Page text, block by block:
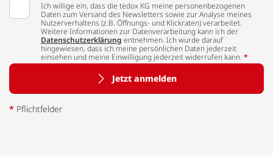
Ich willige ein, dass die tedox KG meine personenbezogenen
Daten zum Versand des Newsletters sowie zur Analyse meines
Nutzerverhaltens (z.B. Öffnungs- und Klickraten) verarbeitet.
Weitere Informationen zur Datenverarbeitung kann ich der
Datenschutzerklärung entnehmen. Ich wurde darauf
hingewiesen, dass ich meine persönlichen Daten jederzeit
einsehen und meine Einwilligung jederzeit widerrufen kann. *
Jetzt anmelden
* Pflichtfelder